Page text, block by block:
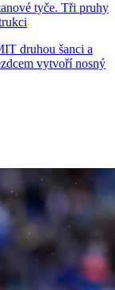
tyče. Tři pruhy
druhou šanci a
vytvoří nosný